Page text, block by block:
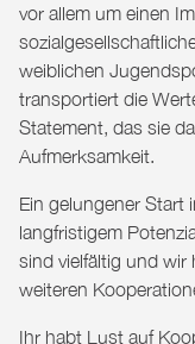
vor allem um einen
weiblichen
transportiert die
Statement, das sie
Aufmerksamkeit.
Ein gelungener Start
langfristigem
sind vielfältig und wir
weiteren
Ihr habt Lust auf